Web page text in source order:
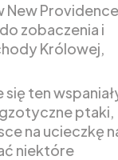
New
zobaczenia i
Królowej,
ten
ptaki,
na ucieczkę
niektóre